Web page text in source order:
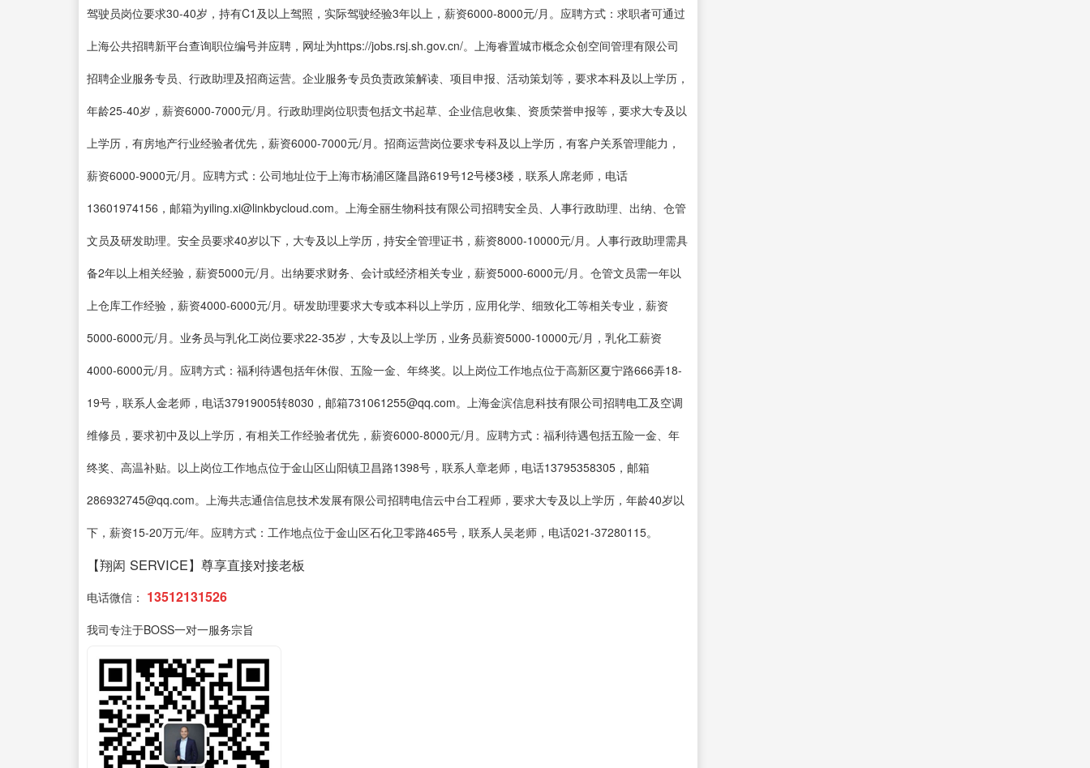
驾驶员岗位要求30-40岁，持有C1及以上驾照，实际驾驶经验3年以上，薪资6000-8000元/月。应聘方式：求职者可通过
上海公共招聘新平台查询职位编号并应聘，网址为https://jobs.rsj.sh.gov.cn/。上海睿置城市概念众创空间管理有限公司
招聘企业服务专员、行政助理及招商运营。企业服务专员负责政策解读、项目申报、活动策划等，要求本科及以上学历，
年龄25-40岁，薪资6000-7000元/月。行政助理岗位职责包括文书起草、企业信息收集、资质荣誉申报等，要求大专及以
上学历，有房地产行业经验者优先，薪资6000-7000元/月。招商运营岗位要求专科及以上学历，有客户关系管理能力，
薪资6000-9000元/月。应聘方式：公司地址位于上海市杨浦区隆昌路619号12号楼3楼，联系人席老师，电话
13601974156，邮箱为yiling.xi@linkbycloud.com。上海全丽生物科技有限公司招聘安全员、人事行政助理、出纳、仓管
文员及研发助理。安全员要求40岁以下，大专及以上学历，持安全管理证书，薪资8000-10000元/月。人事行政助理需具
备2年以上相关经验，薪资5000元/月。出纳要求财务、会计或经济相关专业，薪资5000-6000元/月。仓管文员需一年以
上仓库工作经验，薪资4000-6000元/月。研发助理要求大专或本科以上学历，应用化学、细致化工等相关专业，薪资
5000-6000元/月。业务员与乳化工岗位要求22-35岁，大专及以上学历，业务员薪资5000-10000元/月，乳化工薪资
4000-6000元/月。应聘方式：福利待遇包括年休假、五险一金、年终奖。以上岗位工作地点位于高新区夏宁路666弄18-
19号，联系人金老师，电话37919005转8030，邮箱731061255@qq.com。上海金滨信息科技有限公司招聘电工及空调
维修员，要求初中及以上学历，有相关工作经验者优先，薪资6000-8000元/月。应聘方式：福利待遇包括五险一金、年
终奖、高温补贴。以上岗位工作地点位于金山区山阳镇卫昌路1398号，联系人章老师，电话13795358305，邮箱
286932745@qq.com。上海共志通信信息技术发展有限公司招聘电信云中台工程师，要求大专及以上学历，年龄40岁以
下，薪资15-20万元/年。应聘方式：工作地点位于金山区石化卫零路465号，联系人吴老师，电话021-37280115。
【翔闳 SERVICE】尊享直接对接老板
电话微信： 13512131526
我司专注于BOSS一对一服务宗旨